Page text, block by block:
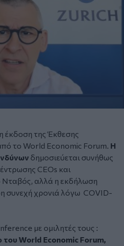
έκδοση της Έκθεσης
το World Economic Forum. Η
δημοσιεύεται συνήθως
CEOs και
αλλά η εκδήλωση
συνεχή χρονιά λόγω COVID-
με ομιλητές τους :
World Economic Forum,